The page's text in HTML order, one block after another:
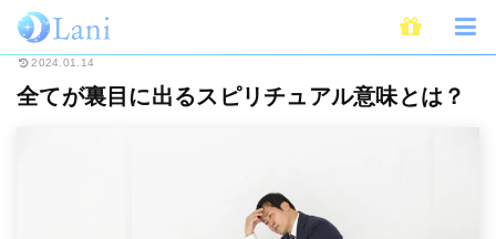
ホーム スピリチュアル 全てが裏目に出るスピリチュアル意味とは？
2024.01.14
全てが裏目に出るスピリチュアル意味とは？